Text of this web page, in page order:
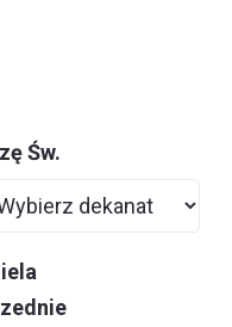
Św.